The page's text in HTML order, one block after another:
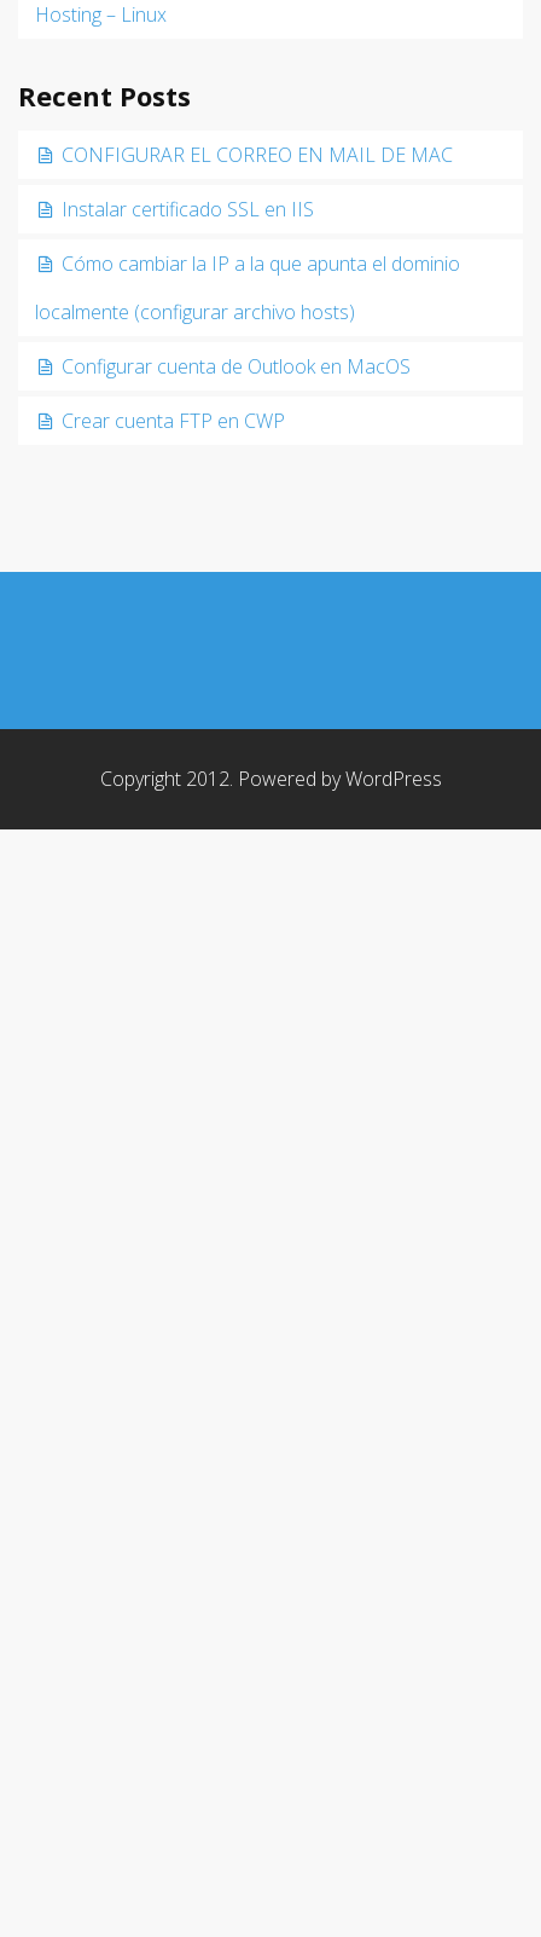
Hosting – Linux
Recent Posts
CONFIGURAR EL CORREO EN MAIL DE MAC
Instalar certificado SSL en IIS
Cómo cambiar la IP a la que apunta el dominio
localmente (configurar archivo hosts)
Configurar cuenta de Outlook en MacOS
Crear cuenta FTP en CWP
Copyright 2012. Powered byWordPress